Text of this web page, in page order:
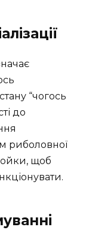
“чогось
до
риболовної
щоб